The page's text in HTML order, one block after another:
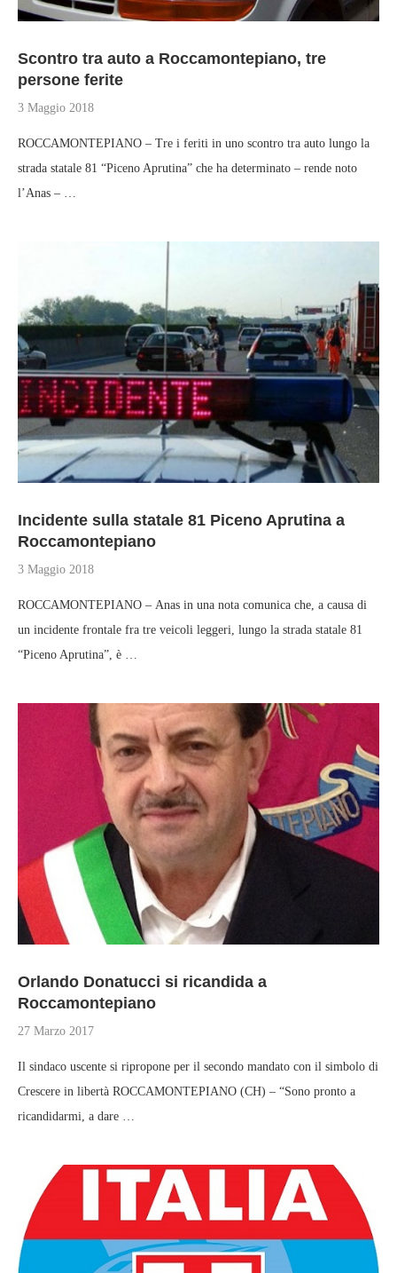
Scontro tra auto a Roccamontepiano, tre
persone ferite
3 Maggio 2018
ROCCAMONTEPIANO – Tre i feriti in uno scontro tra auto lungo la
strada statale 81 “Piceno Aprutina” che ha determinato – rende noto
l’Anas – …
Incidente sulla statale 81 Piceno Aprutina a
Roccamontepiano
3 Maggio 2018
ROCCAMONTEPIANO – Anas in una nota comunica che, a causa di
un incidente frontale fra tre veicoli leggeri, lungo la strada statale 81
“Piceno Aprutina”, è …
Orlando Donatucci si ricandida a
Roccamontepiano
27 Marzo 2017
Il sindaco uscente si ripropone per il secondo mandato con il simbolo di
Crescere in libertà ROCCAMONTEPIANO (CH) – “Sono pronto a
ricandidarmi, a dare …